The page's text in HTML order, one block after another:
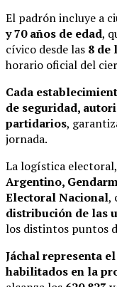
El padrón incluye a
y 70 años de edad,
cívico desde las 8 de
horario oficial del
Cada
de seguridad,
partidarios,
jornada.
La logística
Argentino,
Electoral Nacional,
distribución de las
los distintos puntos
Jáchal representa
habilitados en la